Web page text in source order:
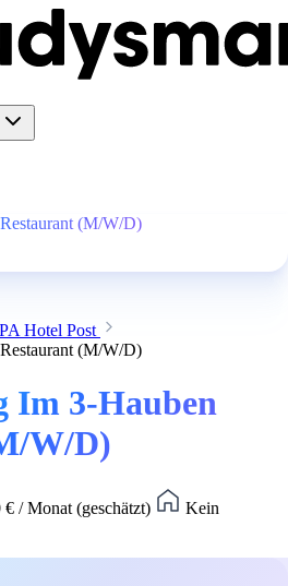
(M/W/D)
Hotel Post
(M/W/D)
Im 3-Hauben
W/D)
€ / Monat (geschätzt)
Kein